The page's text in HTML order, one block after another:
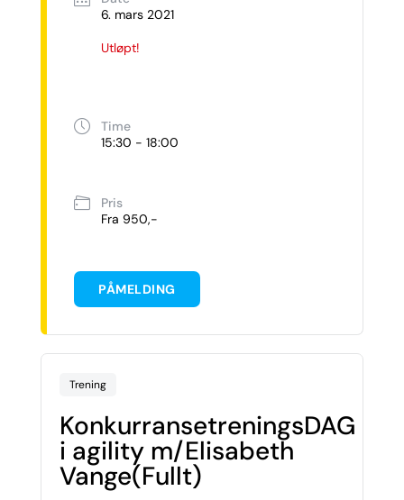
6. mars 2021
Utløpt!
Time
15:30 - 18:00
Pris
Fra 950,-
PÅMELDING
Trening
KonkurransetreningsDAG
i agility m/Elisabeth
Vange(Fullt)